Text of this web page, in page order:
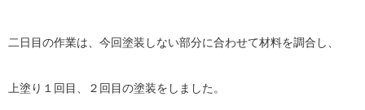
二日目の作業は、今回塗装しない部分に合わせて材料を調合し、
上塗り１回目、２回目の塗装をしました。